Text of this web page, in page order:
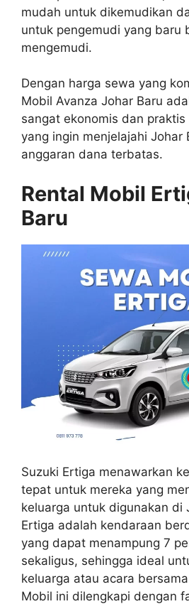
mudah untuk dikemudikan
untuk pengemudi yang baru
mengemudi.
Dengan harga sewa yang
Mobil Avanza Johar Baru
sangat ekonomis dan
yang ingin menjelajahi Johar
anggaran dana terbatas.
Rental Mobil
Baru
Suzuki Ertiga menawarkan
tepat untuk mereka yang
keluarga untuk digunakan di
Ertiga adalah kendaraan
yang dapat menampung 7
sekaligus, sehingga ideal
keluarga atau acara
Mobil ini dilengkapi dengan